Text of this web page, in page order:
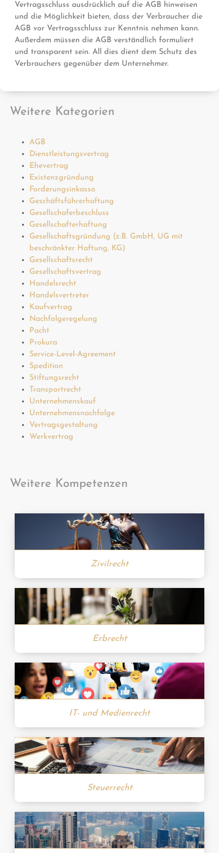
Vertragsschluss ausdrücklich auf die AGB hinweisen
und die Möglichkeit bieten, dass der Verbraucher die
AGB vor Vertragsschluss zur Kenntnis nehmen kann.
Außerdem müssen die AGB verständlich formuliert
und transparent sein. All dies dient dem Schutz des
Verbrauchers gegenüber dem Unternehmer.
Weitere Kategorien
AGB
Dienstleistungsvertrag
Ehevertrag
Existenzgründung
Forderungsinkasso
Geschäftsführerhaftung
Gesellschaferbeschluss
Gesellschafterhaftung
Gesellschaftsgründung (z.B. GmbH, UG mit
beschränkter Haftung, KG)
Gesellschaftsrecht
Gesellschaftsvertrag
Handelsrecht
Handelsvertreter
Kaufvertrag
Nachfolgeregelung
Pacht
Prokura
Service-Level-Agreement
Spedition
Stiftungsrecht
Transportrecht
Unternehmenskauf
Unternehmensnachfolge
Vertragsgestaltung
Werkvertrag
Weitere Kompetenzen
Zivilrecht
Erbrecht
IT- und Medienrecht
Steuerrecht